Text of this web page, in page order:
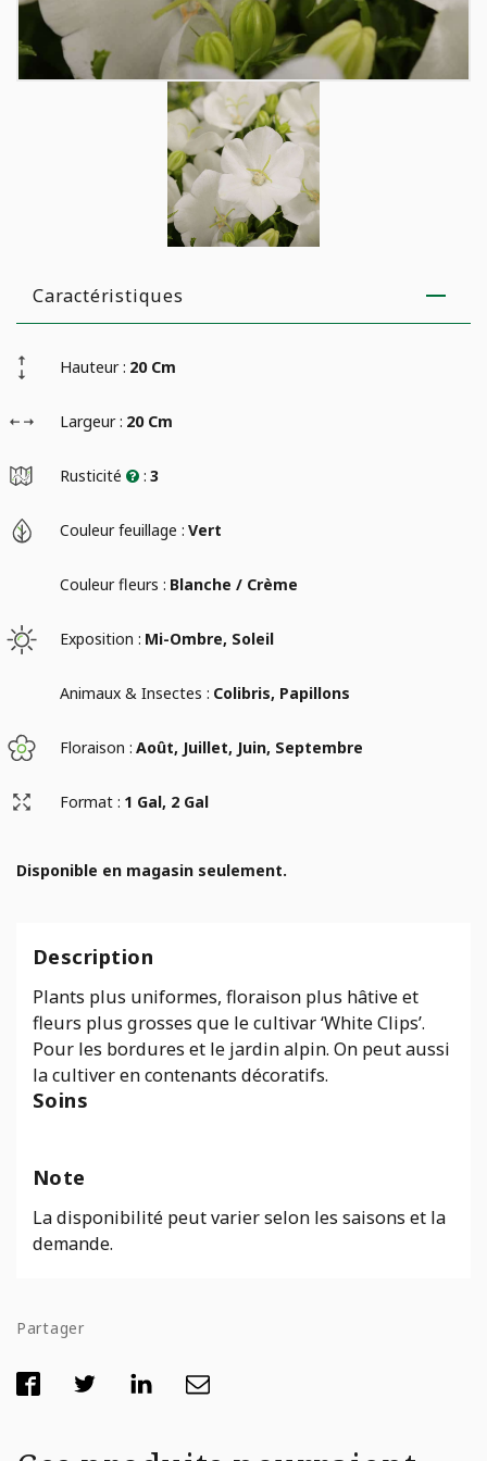
Caractéristiques
Hauteur : 20 Cm
Largeur : 20 Cm
Rusticité : 3
Couleur feuillage : Vert
Couleur fleurs : Blanche / Crème
Exposition : Mi-Ombre, Soleil
Animaux & Insectes : Colibris, Papillons
Floraison : Août, Juillet, Juin, Septembre
Format : 1 Gal, 2 Gal
Disponible en magasin seulement.
Description
Plants plus uniformes, floraison plus hâtive et
fleurs plus grosses que le cultivar ‘White Clips’.
Pour les bordures et le jardin alpin. On peut aussi
la cultiver en contenants décoratifs.
Soins
Note
La disponibilité peut varier selon les saisons et la
demande.
Partager